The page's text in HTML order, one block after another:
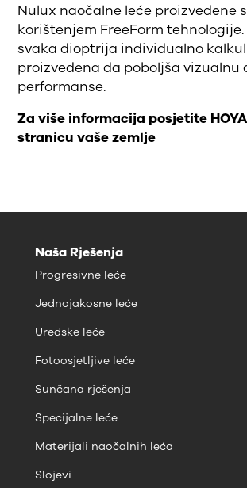
Nulux naočalne leće proizvedene
korištenjem FreeForm
svaka dioptrija individualno
proizvedena da poboljša vizualnu
performanse.
Za više informacija posjetite
stranicu vaše zemlje
Naša Rješenja
Progresivne leće
Jednojakosne leće
Uredske leće
Fotoosjetljive leće
Sunčana rješenja
Specijalne leće
Materijali naočalnih leća
Slojevi